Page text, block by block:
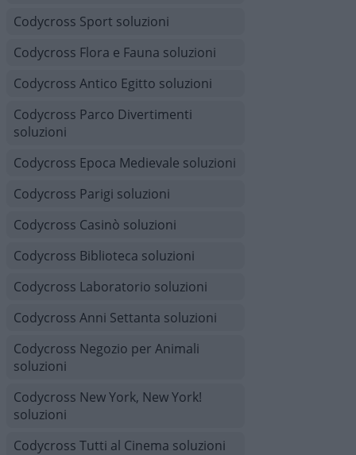
Codycross Sport soluzioni
Codycross Flora e Fauna soluzioni
Codycross Antico Egitto soluzioni
Codycross Parco Divertimenti
soluzioni
Codycross Epoca Medievale soluzioni
Codycross Parigi soluzioni
Codycross Casinò soluzioni
Codycross Biblioteca soluzioni
Codycross Laboratorio soluzioni
Codycross Anni Settanta soluzioni
Codycross Negozio per Animali
soluzioni
Codycross New York, New York!
soluzioni
Codycross Tutti al Cinema soluzioni